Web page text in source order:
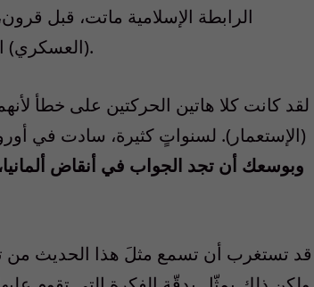
الرابطة الإسلامية ماتت، قبل
(العسكري) التركي شمالاً. أما الطورانية فقد هَلِكَت في سهول الشرق.
(الإستعمار). لسنواتٍ كثيرة، سادت في
وبوسعك أن تجد الجواب في أنقاض